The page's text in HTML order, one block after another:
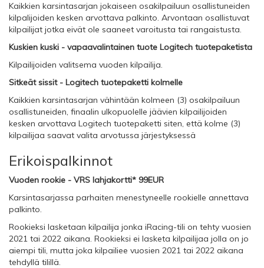
Kaikkien karsintasarjan jokaiseen osakilpailuun osallistuneiden
kilpalijoiden kesken arvottava palkinto. Arvontaan osallistuvat
kilpailijat jotka eivät ole saaneet varoitusta tai rangaistusta.
Kuskien kuski - vapaavalintainen tuote Logitech tuotepaketista
Kilpailijoiden valitsema vuoden kilpailija.
Sitkeät sissit - Logitech tuotepaketti kolmelle
Kaikkien karsintasarjan vähintään kolmeen (3) osakilpailuun
osallistuneiden, finaalin ulkopuolelle jäävien kilpailijoiden
kesken arvottava Logitech tuotepaketti siten, että kolme (3)
kilpailijaa saavat valita arvotussa järjestyksessä
Erikoispalkinnot
Vuoden rookie - VRS lahjakortti* 99EUR
Karsintasarjassa parhaiten menestyneelle rookielle annettava
palkinto.
Rookieksi lasketaan kilpailija jonka iRacing-tili on tehty vuosien
2021 tai 2022 aikana. Rookieksi ei lasketa kilpailijaa jolla on jo
aiempi tili, mutta joka kilpailiee vuosien 2021 tai 2022 aikana
tehdyllä tilillä.